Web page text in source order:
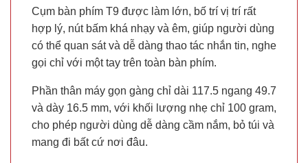
Cụm bàn phím T9 được làm lớn, bố trí vị trí rất
hợp lý, nút bấm khá nhạy và êm, giúp người dùng
có thể quan sát và dễ dàng thao tác nhắn tin, nghe
gọi chỉ với một tay trên toàn bàn phím.
Phần thân máy gọn gàng chỉ dài 117.5 ngang 49.7
và dày 16.5 mm, với khối lượng nhẹ chỉ 100 gram,
cho phép người dùng dễ dàng cầm nắm, bỏ túi và
mang đi bất cứ nơi đâu.